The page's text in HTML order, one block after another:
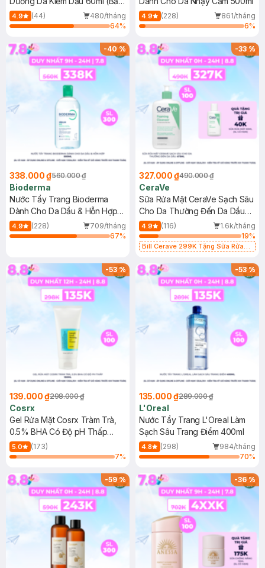
Mới)
4.9 (44)
480/tháng
64%
4.9 (228)
861/tháng
6%
-40%
338.000 ₫560.000 ₫
Bioderma
Nước Tẩy Trang Bioderma
Dành Cho Da Dầu & Hỗn Hợp
500ml
4.9 (228)
709/tháng
67%
-33%
327.000 ₫490.000 ₫
CeraVe
Sữa Rửa Mặt CeraVe Sạch Sâu
Cho Da Thường Đến Da Dầu
473ml
4.9 (116)
1.6k/tháng
19%
Bill Cerave 299K Tặng Sữa Rửa
-53%
139.000 ₫298.000 ₫
Cosrx
Gel Rửa Mặt Cosrx Tràm Trà,
0.5% BHA Có Độ pH Thấp
150ml
5.0
(173)
7%
-53%
135.000 ₫289.000 ₫
L'Oreal
Nước Tẩy Trang L'Oreal Làm
Sạch Sâu Trang Điểm 400ml
4.8 (298)
984/tháng
70%
-59% -36%